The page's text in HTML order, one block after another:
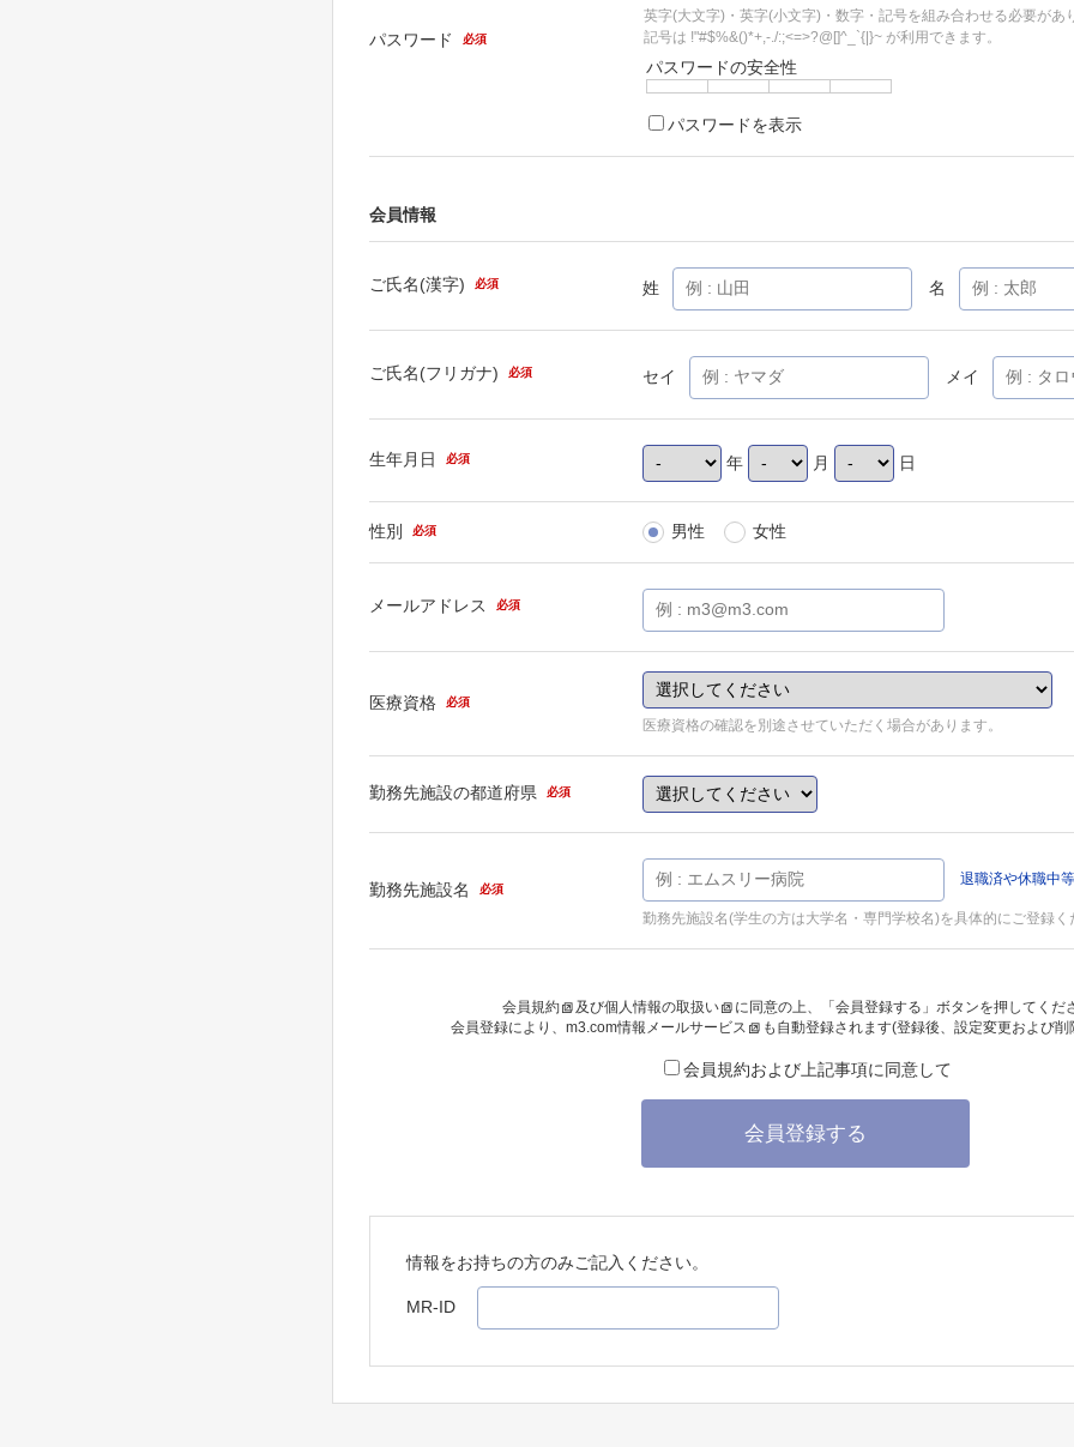
パスワード 必須
英字(大文字)・英字(小文字)・数字・記号を組み合わせる必要があ
記号は !"#$%&()*+,-./:;<=>?@[]^_`{|}~ が利用できます。
パスワードの安全性
パスワードを表示
会員情報
ご氏名(漢字) 必須 姓 名
ご氏名(フリガナ) 必須 セイ メイ
生年月日 必須 年 月 日
性別 必須 男性 女性
メールアドレス 必須
医療資格 必須
医療資格の確認を別途させていただく場合があります。
勤務先施設の都道府県 必須
勤務先施設名 必須
退職済や休職中
勤務先施設名(学生の方は大学名・専門学校名)を具体的にご登録く
会員規約 及び個人情報の取扱い
に同意の上、「会員登録する」ボタンを押してくだ
会員登録により、 m3.com情報メールサービス も自動登録されます(登録後、設定変更および
会員規約および上記事項に同意して
会員登録する
情報をお持ちの方のみご記入ください。
MR-ID